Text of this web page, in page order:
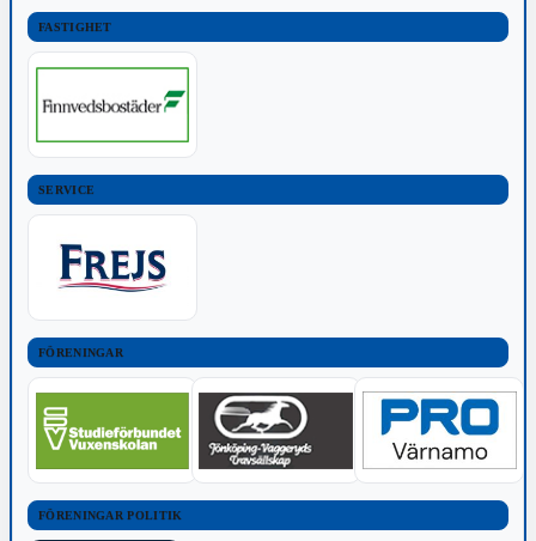
FASTIGHET
SERVICE
FÖRENINGAR
FÖRENINGAR POLITIK